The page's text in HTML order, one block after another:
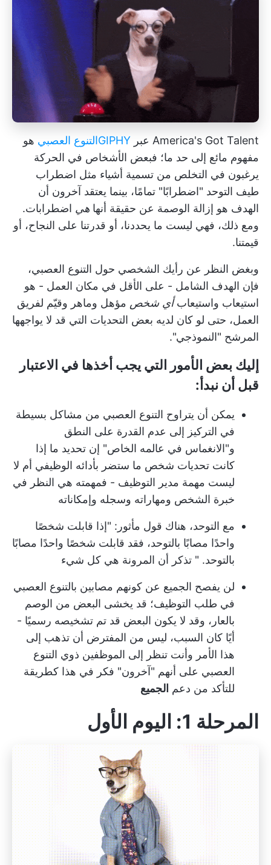
America's Got Talent عبر GIPHYالتنوع العصبي هو
مفهوم مائع إلى حد ما؛ فبعض الأشخاص في الحركة
يرغبون في التخلص من تسمية أشياء مثل اضطراب
طيف التوحد "اضطرابًا" تمامًا، بينما يعتقد آخرون أن
الهدف هو إزالة الوصمة عن حقيقة أنها هي اضطرابات.
ومع ذلك، فهي ليست ما يحددنا، أو قدرتنا على النجاح، أو
قيمتنا.
وبغض النظر عن رأيك الشخصي حول التنوع العصبي،
فإن الهدف الشامل - على الأقل في مكان العمل - هو
استيعاب واستيعابأي شخص مؤهل وماهر وقيّم لفريق
العمل، حتى لو كان لديه بعض التحديات التي قد لا يواجهها
المرشح "النموذجي".
إليك بعض الأمور التي يجب أخذها في الاعتبار
قبل أن نبدأ:
يمكن أن يتراوح التنوع العصبي من مشاكل بسيطة
في التركيز إلى عدم القدرة على النطق
و"الانغماس في عالمه الخاص" إن تحديد ما إذا
كانت تحديات شخص ما ستضر بأدائه الوظيفي أم لا
ليست مهمة مدير التوظيف - فمهمته هي النظر في
خبرة الشخص ومهاراته وسجله وإمكاناته
مع التوحد، هناك قول مأثور: "إذا قابلت شخصًا
واحدًا مصابًا بالتوحد، فقد قابلت شخصًا واحدًا مصابًا
بالتوحد. " تذكر أن المرونة هي كل شيء
لن يفصح الجميع عن كونهم مصابين بالتنوع العصبي
في طلب التوظيف؛ قد يخشى البعض من الوصم
بالعار، وقد لا يكون البعض قد تم تشخيصه رسميًا -
أيًا كان السبب، ليس من المفترض أن تذهب إلى
هذا الأمر وأنت تنظر إلى الموظفين ذوي التنوع
العصبي على أنهم "آخرون" فكر في هذا كطريقة
للتأكد من دعم الجميع
المرحلة 1: اليوم الأول